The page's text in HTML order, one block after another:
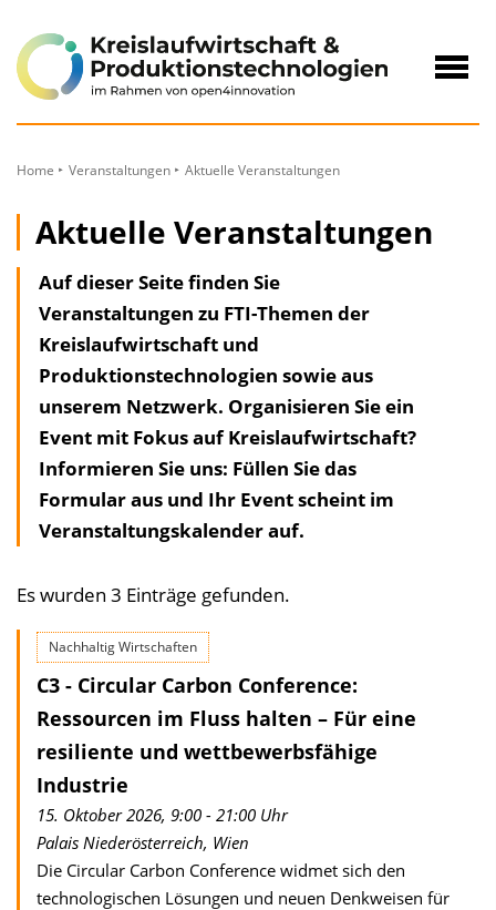
Inhalt
Home Veranstaltungen Aktuelle Veranstaltungen
Aktuelle Veranstaltungen
Auf dieser Seite finden Sie
Veranstaltungen zu FTI-Themen der
Kreislaufwirtschaft und
Produktionstechnologien sowie aus
unserem Netzwerk. Organisieren Sie ein
Event mit Fokus auf Kreislaufwirtschaft?
Informieren Sie uns: Füllen Sie das
Formular aus und Ihr Event scheint im
Veranstaltungskalender auf.
Es wurden 3 Einträge gefunden.
Nachhaltig Wirtschaften
C3 - Circular Carbon Conference:
Ressourcen im Fluss halten – Für eine
resiliente und wettbewerbs­fähige
Industrie
15. Oktober 2026, 9:00 - 21:00 Uhr
Palais Niederösterreich, Wien
Die Circular Carbon Conference widmet sich den
technologischen Lösungen und neuen Denkweisen für